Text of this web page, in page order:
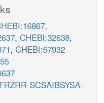
,
, CHEBI:32638,
, CHEBI:57932
SCSAIBSYSA-